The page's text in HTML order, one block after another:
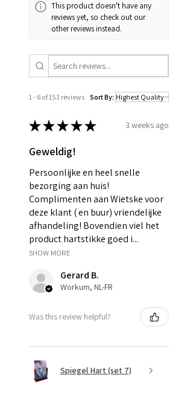
This product doesn't have any
reviews yet, so check out our
other reviews instead.
1 - 6 of 153 reviews Sort By:
★★★★★ 3 weeks ago
Geweldig!
Persoonlijke en heel snelle
bezorging aan huis!
Complimenten aan Wietske voor
deze klant ( en buur) vriendelijke
afhandeling! Bovendien viel het
product hartstikke goed i...
SHOW MORE
Gerard B.
Workum, NL-FR
Was this review helpful?
Spiegel Hart (set 7)